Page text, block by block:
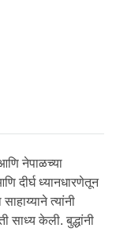
नेपाळच्या
दीर्घ ध्यानधारणेतून
त्यांनी
साध्य केली. बुद्धांनी